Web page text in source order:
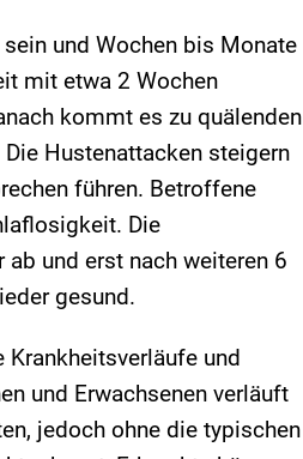
und Wochen bis Monate
mit etwa 2 Wochen
kommt es zu quälenden
Hustenattacken steigern
führen. Betroffene
Die
und erst nach weiteren 6
gesund.
und
und Erwachsenen verläuft
jedoch ohne die typischen